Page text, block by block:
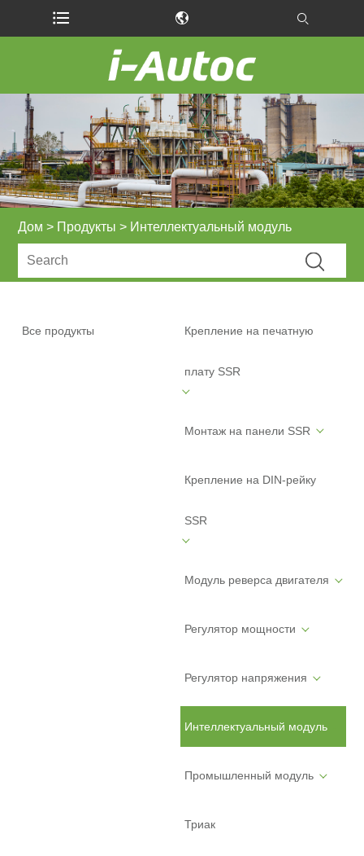
Дом > Продукты > Интеллектуальный модуль
Все продукты Крепление на печатную
плату SSR
Монтаж на панели SSR
Крепление на DIN-рейку
SSR
Модуль реверса двигателя
Регулятор мощности
Регулятор напряжения
Интеллектуальный модуль
Промышленный модуль
Триак